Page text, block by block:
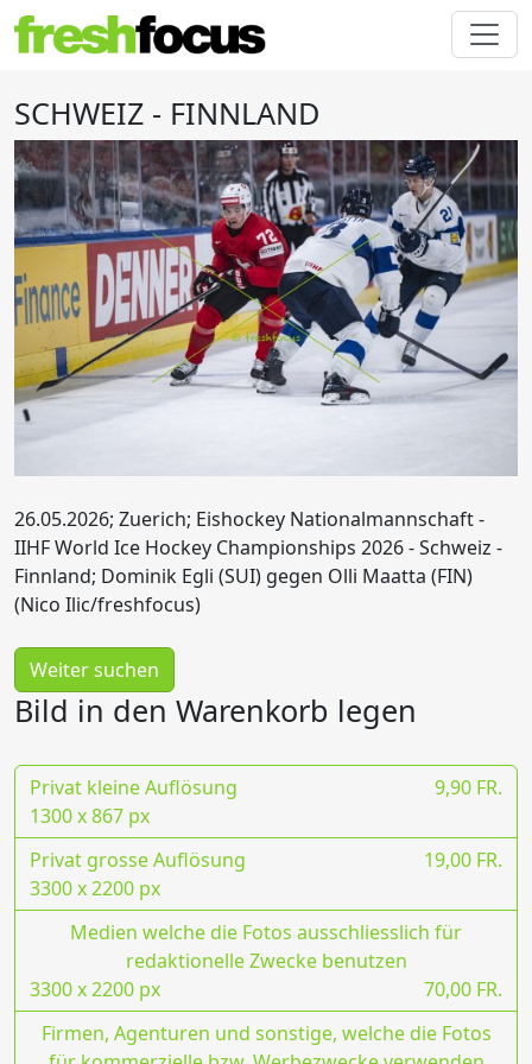
SCHWEIZ - FINNLAND
26.05.2026; Zuerich; Eishockey Nationalmannschaft -
IIHF World Ice Hockey Championships 2026 - Schweiz -
Finnland; Dominik Egli (SUI) gegen Olli Maatta (FIN)
(Nico Ilic/freshfocus)
Weiter suchen
Bild in den Warenkorb legen
Privat kleine Auflösung
9,90 FR.
1300 x 867 px
Privat grosse Auflösung
19,00 FR.
3300 x 2200 px
Medien welche die Fotos ausschliesslich für
redaktionelle Zwecke benutzen
70,00 FR.
3300 x 2200 px
Firmen, Agenturen und sonstige, welche die Fotos